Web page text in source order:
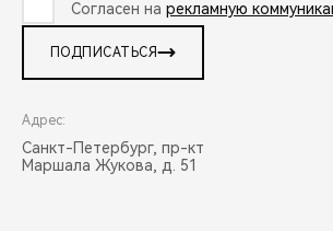
Согласен на рекламную
ПОДПИСАТЬСЯ
Адрес:
Санкт-Петербург, пр-кт
Маршала Жукова, д. 51